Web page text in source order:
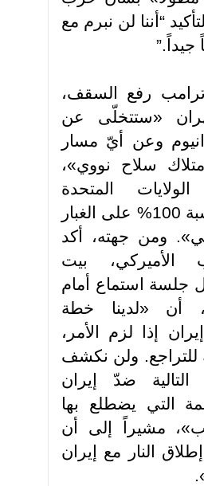
“ أننا لن نبرم مع
جيداً ”.
رفع السقف،
«ستتخلّى عن
وعن أيّ مسار
سلاح نووي»،
المتحدة
«ستحصل بنسبة 100% على الغبار
ومن جهته، أكد
الأميركي، بيت
جلسة استماع أمام
أن «لدينا خطة
إذا لزم الأمر،
للتراجع. ولن نكشف
ضدّ إيران
التي يضطلع بها
مشيراً إلى أن
النار مع إيران